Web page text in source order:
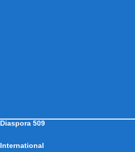
Diaspora 509
International